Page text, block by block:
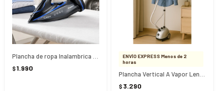
$1.990
ENVÍO EXPRESS Menos de 2
horas
$ 3.290